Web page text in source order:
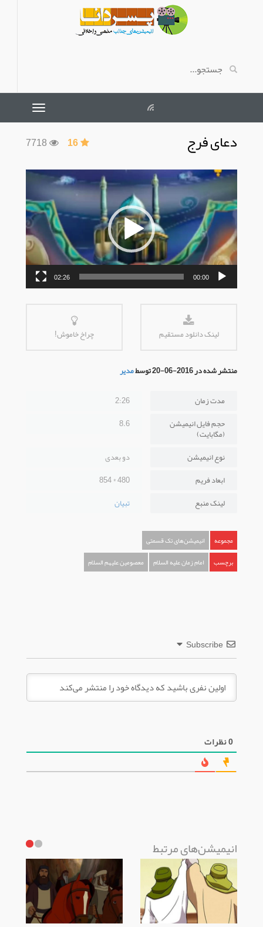
دعای فرج 7718 16
نمایشگر
ویدیو
00:00
02:26
لینک دانلود مستقیم چراخ خاموش!
منتشر شده در 2016-06-20 توسط
مدیر
مدت زمان
2:26
حجم فایل انیمیشن
(مگابایت)
8.6
نوع انیمیشن
دو بعدی
ابعاد فریم
480 * 854
لینک منبع
تبیان
مجموعه
انیمیشن‌های تک قسمتی
برچسب
امام زمان علیه السلام معصومین علیهم السلام
Subscribe
0نظرات
انیمیشن‌های مرتبط